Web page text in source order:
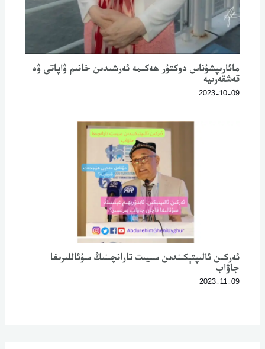
مائارىپشۇناس دوكتۇر ھەكىمە ئەرشىدىن خانىم ۋاپاتى ۋە
قەشقەرىيە
2023-10-09
ئەركىن ئالىپتېكىندىن سىيىت تارانچىنىڭ سۇئاللىرىغا
جاۋاب
2023-11-09